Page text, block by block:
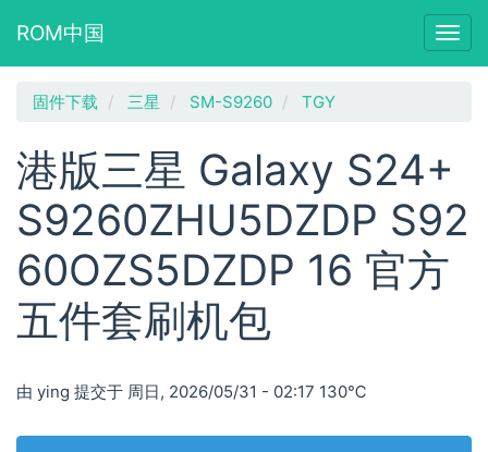
ROM中国
固件下载 三星 SM-S9260 TGY
港版三星 Galaxy S24+
S9260ZHU5DZDP S92
60OZS5DZDP 16 官方
五件套刷机包
由 ying 提交于 周日, 2026/05/31 - 02:17 130℃